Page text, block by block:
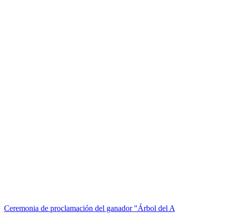
Ceremonia de proclamación del ganador "Árbol del A